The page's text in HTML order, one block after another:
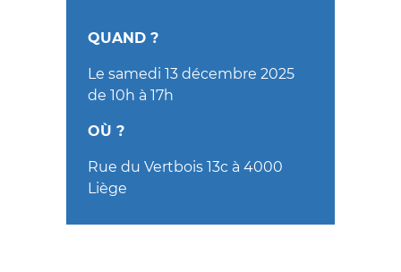
QUAND ?
Le samedi 13 décembre 2025
de 10h à 17h
OÙ ?
Rue du Vertbois 13c à 4000
Liège
PRESSE